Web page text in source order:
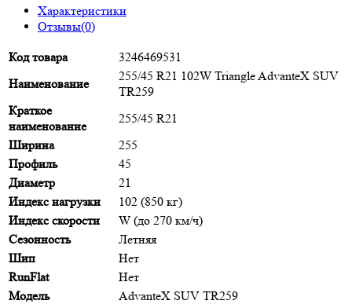
Характеристики
Отзывы(0)
Код товара
3246469531
Наименование
255/45 R21 102W Triangle AdvanteX SUV
TR259
Краткое
наименование
255/45 R21
Ширина
255
Профиль
45
Диаметр
21
Индекс нагрузки
102 (850 кг)
Индекс скорости
W (до 270 км/ч)
Сезонность
Летняя
Шип
Нет
RunFlat
Нет
Модель
AdvanteX SUV TR259